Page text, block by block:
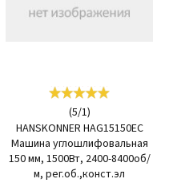
(5/1)
HANSKONNER HAG15150EC
Машина углошлифовальная
150 мм, 1500Вт, 2400-8400об/
м, рег.об.,конст.эл